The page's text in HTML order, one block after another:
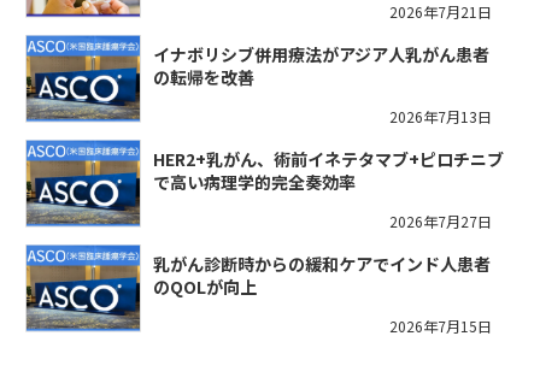
2026年7月21日
イナボリシブ併用療法がアジア人乳がん患者
の転帰を改善
2026年7月13日
HER2+乳がん、術前イネテタマブ+ピロチニブ
で高い病理学的完全奏効率
2026年7月27日
乳がん診断時からの緩和ケアでインド人患者
のQOLが向上
2026年7月15日